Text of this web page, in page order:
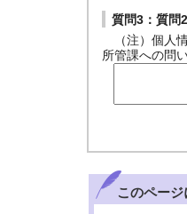
質問3：質問
（注）個人情
所管課への問
このページ